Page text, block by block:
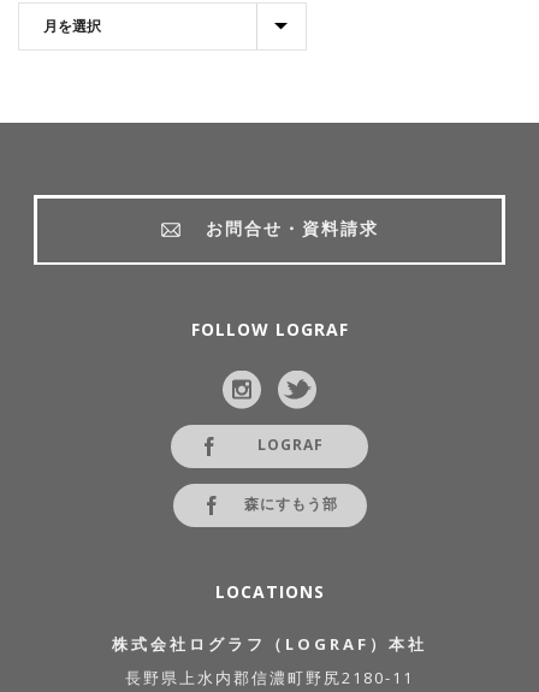
お問合せ・資料請求
FOLLOW LOGRAF
LOGRAF
森にすもう部
LOCATIONS
株式会社ログラフ（LOGRAF）本社
長野県上水内郡信濃町野尻2180-11